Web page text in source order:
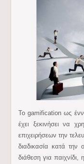
Το gamification ως
έχει ξεκινήσει να
επιχειρήσεων την
διαδικασία κατά την
διάθεση για